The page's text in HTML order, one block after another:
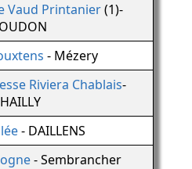
Vaud Printanier(1)-
- Mézery
Riviera Chablais-
- DAILLENS
- Sembrancher